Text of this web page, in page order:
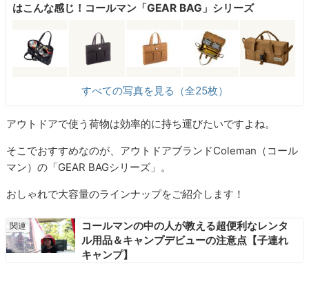
はこんな感じ！コールマン「GEAR BAG」シリーズ
すべての写真を見る（全25枚）
アウトドアで使う荷物は効率的に持ち運びたいですよね。
そこでおすすめなのが、アウトドアブランドColeman（コール
マン）の「GEAR BAGシリーズ」。
おしゃれで大容量のラインナップをご紹介します！
コールマンの中の人が教える超便利なレンタ
ル用品＆キャンプデビューの注意点【子連れ
キャンプ】